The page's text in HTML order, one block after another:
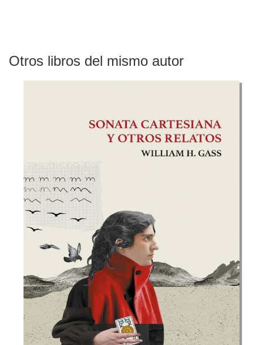
Otros libros del mismo autor